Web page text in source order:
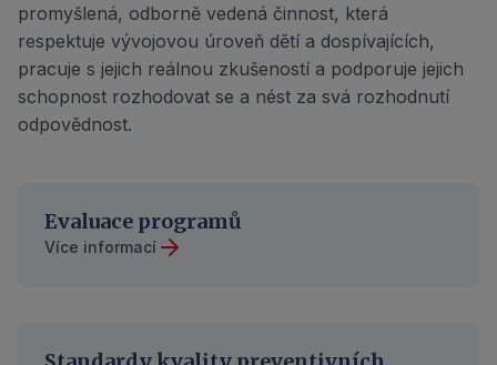
promyšlená, odborně vedená činnost, která
respektuje vývojovou úroveň dětí a dospívajících,
pracuje s jejich reálnou zkušeností a podporuje jejich
schopnost rozhodovat se a nést za svá rozhodnutí
odpovědnost.
Evaluace programů
Více informací